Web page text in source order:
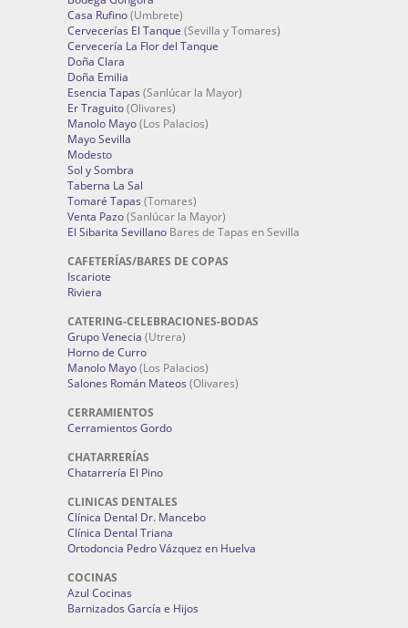
Casa Rufino(Umbrete)
Cervecerías El Tanque (Sevilla y Tomares)
Cervecería La Flor del Tanque
Doña Clara
Doña Emilia
Esencia Tapas (Sanlúcar la Mayor)
Er Traguito(Olivares)
Manolo Mayo(Los Palacios)
Mayo Sevilla
Modesto
Sol y Sombra
Taberna La Sal
Tomaré Tapas (Tomares)
Venta Pazo(Sanlúcar la Mayor)
El Sibarita Sevillano Bares de Tapas en Sevilla
CAFETERÍAS/BARES DE COPAS
Iscariote
Riviera
CATERING-CELEBRACIONES-BODAS
Grupo Venecia (Utrera)
Horno de Curro
Manolo Mayo(Los Palacios)
Salones Román Mateos (Olivares)
CERRAMIENTOS
Cerramientos Gordo
CHATARRERÍAS
Chatarrería El Pino
CLINICAS DENTALES
Clínica Dental Dr. Mancebo
Clínica Dental Triana
Ortodoncia Pedro Vázquez en Huelva
COCINAS
Azul Cocinas
Barnizados García e Hijos